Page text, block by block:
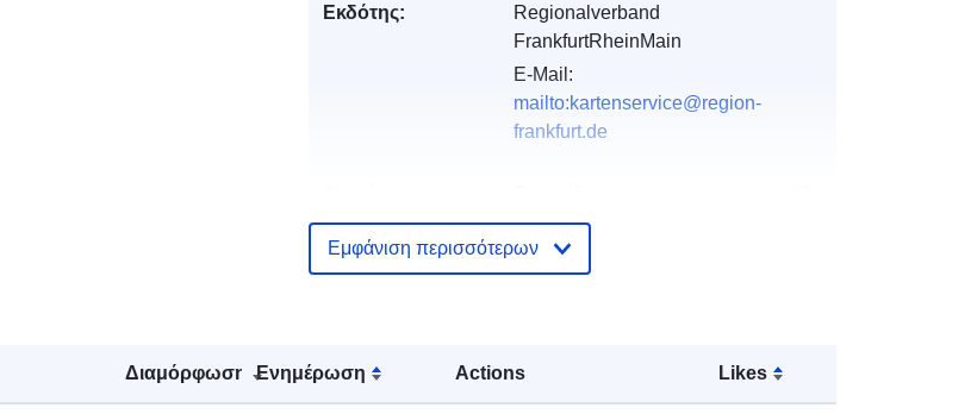
Διαμόρφωση Ενημέρωση Actions Likes
Εκδότης:
Regionalverband
FrankfurtRheinMain
E-Mail:
mailto:kartenservice@region-
frankfurt.de
καταλόγου:
May 2026
Επικαιροποιήθηκε στα data.europa.eu:
50.416438 ], [ 9.043769, 50.416438
], [ 9.043769, 49.946656 ], [
Εμφάνιση περισσότερων